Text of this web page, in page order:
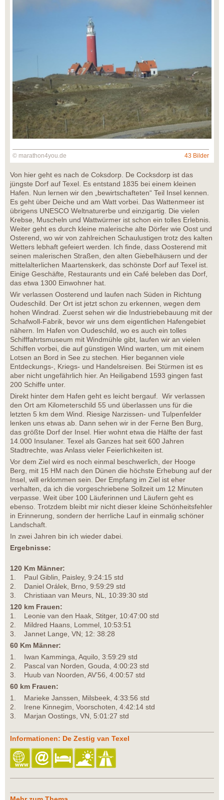
© marathon4you.de 43 Bilder
Von hier geht es nach de Coksdorp. De Cocksdorp ist das
jüngste Dorf auf Texel. Es entstand 1835 bei einem kleinen
Hafen. Nun lernen wir den „bewirtschafteten“ Teil Insel kennen.
Es geht über Deiche und am Watt vorbei. Das Wattenmeer ist
übrigens UNESCO Weltnaturerbe und einzigartig. Die vielen
Krebse, Muscheln und Wattwürmer ist schon ein tolles Erlebnis.
Weiter geht es durch kleine malerische alte Dörfer wie Oost und
Osterend, wo wir von zahlreichen Schaulustigen trotz des kalten
Wetters lebhaft gefeiert werden. Ich finde, dass Oosterend mit
seinen malerischen Straßen, den alten Giebelhäusern und der
mittelalterlichen Maartenskerk, das schönste Dorf auf Texel ist.
Einige Geschäfte, Restaurants und ein Café beleben das Dorf,
das etwa 1300 Einwohner hat.
Wir verlassen Oosterend und laufen nach Süden in Richtung
Oudeschild. Der Ort ist jetzt schon zu erkennen, wegen dem
hohen Windrad. Zuerst sehen wir die Industriebebauung mit der
Schafwoll-Fabrik, bevor wir uns dem eigentlichen Hafengebiet
nähern. Im Hafen von Oudeschild, wo es auch ein tolles
Schifffahrtsmuseum mit Windmühle gibt, laufen wir an vielen
Schiffen vorbei, die auf günstigen Wind warten, um mit einem
Lotsen an Bord in See zu stechen. Hier begannen viele
Entdeckungs-, Kriegs- und Handelsreisen. Bei Stürmen ist es
aber nicht ungefährlich hier. An Heiligabend 1593 gingen fast
200 Schiffe unter.
Direkt hinter dem Hafen geht es leicht bergauf. Wir verlassen
den Ort am Kilometerschild 55 und überlassen uns für die
letzten 5 km dem Wind. Riesige Narzissen- und Tulpenfelder
lenken uns etwas ab. Dann sehen wir in der Ferne Ben Burg,
das größte Dorf der Insel. Hier wohnt etwa die Hälfte der fast
14.000 Insulaner. Texel als Ganzes hat seit 600 Jahren
Stadtrechte, was Anlass vieler Feierlichkeiten ist.
Vor dem Ziel wird es noch einmal beschwerlich, der Hooge
Berg, mit 15 HM nach den Dünen die höchste Erhebung auf der
Insel, will erklommen sein. Der Empfang im Ziel ist eher
verhalten, da ich die vorgeschriebene Sollzeit um 12 Minuten
verpasse. Weit über 100 Läuferinnen und Läufern geht es
ebenso. Trotzdem bleibt mir nicht dieser kleine Schönheitsfehler
in Erinnerung, sondern der herrliche Lauf in einmalig schöner
Landschaft.
In zwei Jahren bin ich wieder dabei.
Ergebnisse:
120 Km Männer:
1. Paul Giblin, Paisley, 9:24:15 std
2. Daniel Orálek, Brno, 9:59:29 std
3. Christiaan van Meurs, NL, 10:39:30 std
120 km Frauen:
1. Leonie van den Haak, Stitger, 10:47:00 std
2. Mildred Haans, Lommel, 10:53:51
3. Jannet Lange, VN; 12: 38:28
60 Km Männer:
1. Iwan Kamminga, Aquilo, 3:59:29 std
2. Pascal van Norden, Gouda, 4:00:23 std
3. Huub van Noorden, AV’56, 4:00:57 std
60 km Frauen:
1. Marieke Janssen, Milsbeek, 4:33:56 std
2. Irene Kinnegim, Voorschoten, 4:42:14 std
3. Marjan Oostings, VN, 5:01:27 std
Informationen: De Zestig van Texel